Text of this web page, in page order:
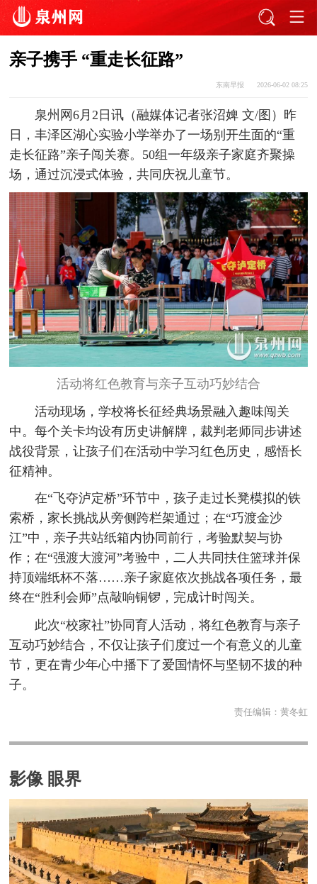
亲子携手 “重走长征路”
东南早报 2026-06-02 08:25
泉州网6月2日讯（融媒体记者张沼婢 文/图）昨
日，丰泽区湖心实验小学举办了一场别开生面的“重
走长征路”亲子闯关赛。50组一年级亲子家庭齐聚操
场，通过沉浸式体验，共同庆祝儿童节。
活动将红色教育与亲子互动巧妙结合
活动现场，学校将长征经典场景融入趣味闯关
中。每个关卡均设有历史讲解牌，裁判老师同步讲述
战役背景，让孩子们在活动中学习红色历史，感悟长
征精神。
在“飞夺泸定桥”环节中，孩子走过长凳模拟的铁
索桥，家长挑战从旁侧跨栏架通过；在“巧渡金沙
江”中，亲子共站纸箱内协同前行，考验默契与协
作；在“强渡大渡河”考验中，二人共同扶住篮球并保
持顶端纸杯不落……亲子家庭依次挑战各项任务，最
终在“胜利会师”点敲响铜锣，完成计时闯关。
此次“校家社”协同育人活动，将红色教育与亲子
互动巧妙结合，不仅让孩子们度过一个有意义的儿童
节，更在青少年心中播下了爱国情怀与坚韧不拔的种
子。
责任编辑： 黄冬虹
影像 眼界